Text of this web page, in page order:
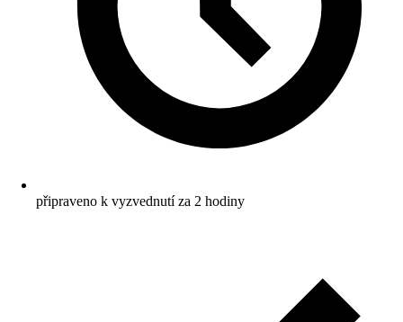
připraveno k vyzvednutí za 2 hodiny